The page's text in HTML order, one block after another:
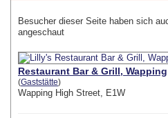
Besucher dieser Seite haben sich
angeschaut
Restaurant Bar & Grill, Wapping
(Gaststätte)
Wapping High Street, E1W